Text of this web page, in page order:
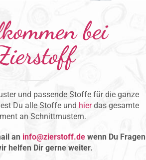
bei
und passende Stoffe für die ganze
Du alle Stoffe und hierdas gesamte
an Schnittmustern.
an info@zierstoff.de wenn Du Fragen
helfen Dir gerne weiter.